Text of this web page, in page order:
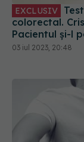
EXCLUSIV
colorectal.
Pacientul și-l
Rezultatele
03 iul 2023, 20:48